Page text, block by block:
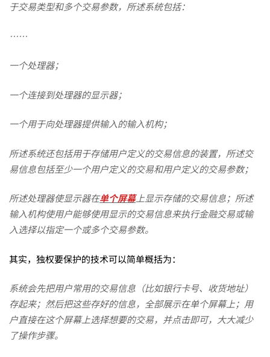
审
查，
也
难
逃
无
效！
于交易类型和多个交易参数，所述系统包括：
……
一个处理器；
一个连接到处理器的显示器；
一个用于向处理器提供输入的输入机构；
所述系统还包括用于存储用户定义的交易信息的装置，所述交
易信息包括至少一个用户定义的交易和用户定义的交易参数；
所述处理器使显示器在单个屏幕上显示存储的交易信息；所述
输入机构使用户能够使用显示的交易信息来执行金融交易或输
入选择以指定一个或多个交易参数。
其实，独权要保护的技术可以简单概括为：
系统会先把用户常用的交易信息（比如银行卡号、收货地址）
存起来；然后把这些存好的信息，全部展示在单个屏幕上；用
户直接在这个屏幕上选择想要的交易，并点击即可，大大减少
了操作步骤。